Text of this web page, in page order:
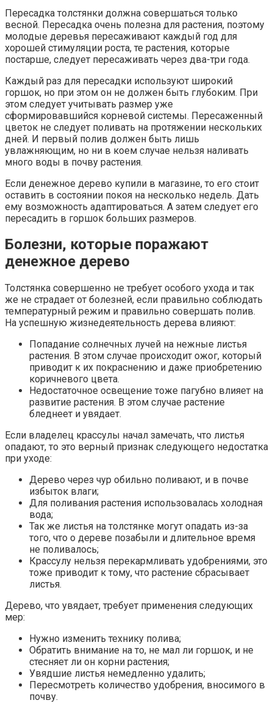
Пересадка толстянки должна совершаться только
весной. Пересадка очень полезна для растения, поэтому
молодые деревья пересаживают каждый год для
хорошей стимуляции роста, те растения, которые
постарше, следует пересаживать через два-три года.
Каждый раз для пересадки используют широкий
горшок, но при этом он не должен быть глубоким. При
этом следует учитывать размер уже
сформировавшийся корневой системы. Пересаженный
цветок не следует поливать на протяжении нескольких
дней. И первый полив должен быть лишь
увлажняющим, но ни в коем случае нельзя наливать
много воды в почву растения.
Если денежное дерево купили в магазине, то его стоит
оставить в состоянии покоя на несколько недель. Дать
ему возможность адаптироваться. А затем следует его
пересадить в горшок больших размеров.
Болезни, которые поражают
денежное дерево
Толстянка совершенно не требует особого ухода и так
же не страдает от болезней, если правильно соблюдать
температурный режим и правильно совершать полив.
На успешную жизнедеятельность дерева влияют:
Попадание солнечных лучей на нежные листья
растения. В этом случае происходит ожог, который
приводит к их покраснению и даже приобретению
коричневого цвета.
Недостаточное освещение тоже пагубно влияет на
развитие растения. В этом случае растение
бледнеет и увядает.
Если владелец крассулы начал замечать, что листья
опадают, то это верный признак следующего недостатка
при уходе:
Дерево через чур обильно поливают, и в почве
избыток влаги;
Для поливания растения использовалась холодная
вода;
Так же листья на толстянке могут опадать из-за
того, что о дереве позабыли и длительное время
не поливалось;
Крассулу нельзя перекармливать удобрениями, это
тоже приводит к тому, что растение сбрасывает
листья.
Дерево, что увядает, требует применения следующих
мер:
Нужно изменить технику полива;
Обратить внимание на то, не мал ли горшок, и не
стесняет ли он корни растения;
Увядшие листья немедленно удалить;
Пересмотреть количество удобрения, вносимого в
почву.